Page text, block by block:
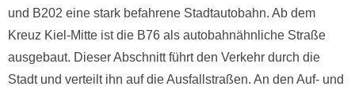
und B202 eine stark befahrene Stadtautobahn. Ab dem
Kreuz Kiel-Mitte ist die B76 als autobahnähnliche Straße
ausgebaut. Dieser Abschnitt führt den Verkehr durch die
Stadt und verteilt ihn auf die Ausfallstraßen. An den Auf- und